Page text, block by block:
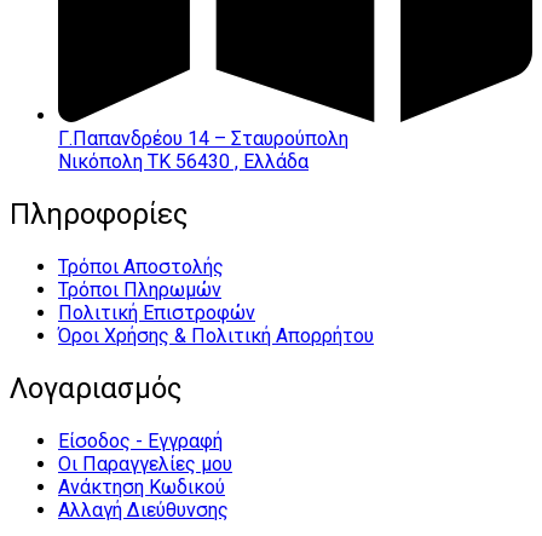
Γ.Παπανδρέου 14 – Σταυρούπολη
Νικόπολη ΤΚ 56430 , Ελλάδα
Πληροφορίες
Τρόποι Αποστολής
Τρόποι Πληρωμών
Πολιτική Επιστροφών
Όροι Χρήσης & Πολιτική Απορρήτου
Λογαριασμός
Είσοδος - Εγγραφή
Οι Παραγγελίες μου
Ανάκτηση Κωδικού
Αλλαγή Διεύθυνσης